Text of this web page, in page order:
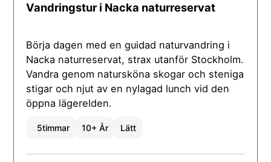
Vandringstur i Nacka naturreservat
Börja dagen med en guidad naturvandring i
Nacka naturreservat, strax utanför Stockholm.
Vandra genom natursköna skogar och steniga
stigar och njut av en nylagad lunch vid den
öppna lägerelden.
5timmar 10+ År Lätt